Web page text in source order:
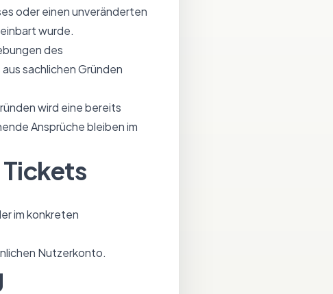
oder einen unveränderten
wurde.
des
sachlichen Gründen
wird eine bereits
Ansprüche bleiben im
im konkreten
Nutzerkonto.